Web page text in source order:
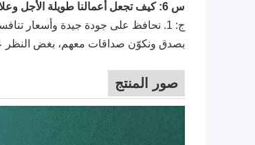
س 6: كيف تجعل أعمالنا طويلة الأجل وعلاقة جيدة؟
بصدق ونكوّن صداقات معهم، بغض النظر
صور المنتج